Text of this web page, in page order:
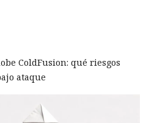
ColdFusion: qué riesgos
ataque